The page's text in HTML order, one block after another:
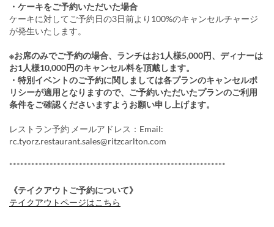
・ケーキをご予約いただいた場合
ケーキに対してご予約日の3日前より100%のキャンセルチャージ
が発生いたします。
※お席のみでご予約の場合、ランチはお1人様5,000円、ディナーは
お1人様10,000円のキャンセル料を頂戴します。
・特別イベントのご予約に関しましては各プランのキャンセルポ
リシーが適用となりますので、ご予約いただいたプランのご利用
条件をご確認くださいますようお願い申し上げます。
レストラン予約 メールアドレス：Email:
rc.tyorz.restaurant.sales@ritzcarlton.com
***********************************************************
《テイクアウトご予約について》
テイクアウトページはこちら